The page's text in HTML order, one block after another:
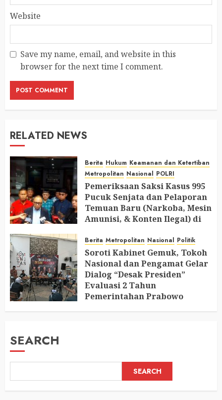
Website
Save my name, email, and website in this
browser for the next time I comment.
RELATED NEWS
Berita Hukum Keamanan dan Ketertiban
Metropolitan Nasional POLRI
Pemeriksaan Saksi Kasus 995
Pucuk Senjata dan Pelaporan
Temuan Baru (Narkoba, Mesin
Amunisi, & Konten Ilegal) di
AUGUST 6, 2026 0
Berita Metropolitan Nasional Politik
Soroti Kabinet Gemuk, Tokoh
Nasional dan Pengamat Gelar
Dialog “Desak Presiden”
Evaluasi 2 Tahun
Pemerintahan Prabowo
SEARCH
SEARCH